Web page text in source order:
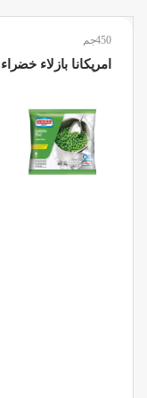
450جم
امريكانا بازلاء خضراء 450جم